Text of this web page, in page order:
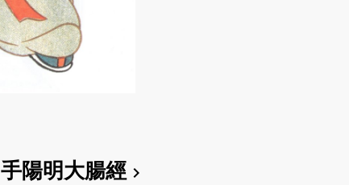
手陽明大腸經chevron_right